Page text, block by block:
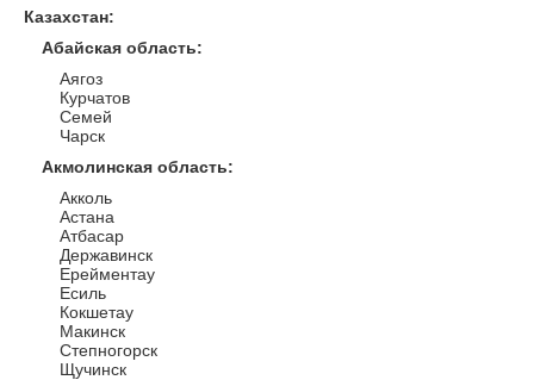
Казахстан:
Абайская область:
Аягоз
Курчатов
Семей
Чарск
Акмолинская область:
Акколь
Астана
Атбасар
Державинск
Ерейментау
Есиль
Кокшетау
Макинск
Степногорск
Щучинск